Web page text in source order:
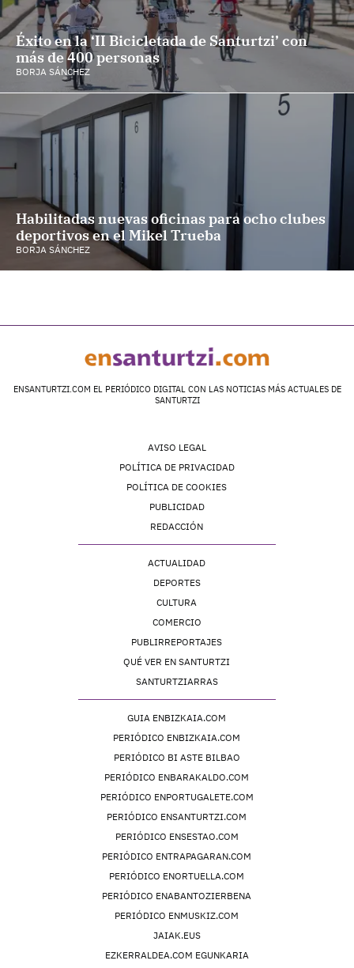
Éxito en la ‘II Bicicletada de Santurtzi’ con
más de 400 personas
BORJA SÁNCHEZ
Habilitadas nuevas oficinas para ocho clubes
deportivos en el Mikel Trueba
BORJA SÁNCHEZ
ENSANTURTZI.COM EL PERIÓDICO DIGITAL CON LAS NOTICIAS MÁS ACTUALES DE
SANTURTZI
AVISO LEGAL
POLÍTICA DE PRIVACIDAD
POLÍTICA DE COOKIES
PUBLICIDAD
REDACCIÓN
ACTUALIDAD
DEPORTES
CULTURA
COMERCIO
PUBLIRREPORTAJES
QUÉ VER EN SANTURTZI
SANTURTZIARRAS
GUIA ENBIZKAIA.COM
PERIÓDICO ENBIZKAIA.COM
PERIÓDICO BI ASTE BILBAO
PERIÓDICO ENBARAKALDO.COM
PERIÓDICO ENPORTUGALETE.COM
PERIÓDICO ENSANTURTZI.COM
PERIÓDICO ENSESTAO.COM
PERIÓDICO ENTRAPAGARAN.COM
PERIÓDICO ENORTUELLA.COM
PERIÓDICO ENABANTOZIERBENA
PERIÓDICO ENMUSKIZ.COM
JAIAK.EUS
EZKERRALDEA.COM EGUNKARIA